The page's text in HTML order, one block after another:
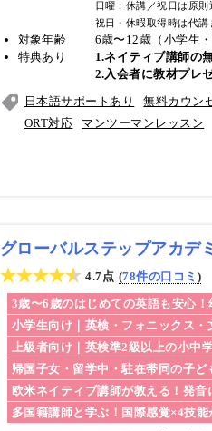
日曜：休講／祝日は原則
祝日・休暇取得時は代講
対象年齢
6歳〜12歳（小学生
特典あり
1.ネイティブ講師の
2.入会者に教材プレ
日本語サポートあり
無料カウン
ORT対応
マンツーマンレッスン
グローバルステップアカデ
4.7点
78件の口コミ
3歳〜6歳のはじめての英語も安心
小学生向け｜英検・フォニックス
上級者向け｜英検準2級以上の小中
帰国子女・留学中・駐在帯同の子ど
欧米ネイティブ講師が教える！発
多国籍講師と学ぶ！国際感覚×4技